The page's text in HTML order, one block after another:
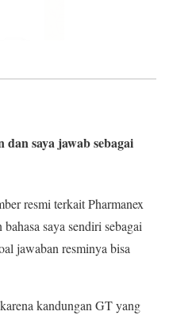
saya jawab sebagai
resmi terkait Pharmanex
saya sendiri sebagai
jawaban resminya bisa
kandungan GT yang